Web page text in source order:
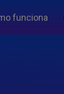
funciona